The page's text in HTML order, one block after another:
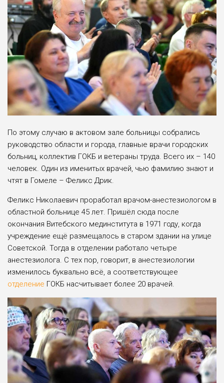
По этому случаю в актовом зале больницы собрались
руководство области и города, главные врачи городских
больниц, коллектив ГОКБ и ветераны труда. Всего их – 140
человек. Один из именитых врачей, чью фамилию знают и
чтят в Гомеле – Феликс Дрик.
Феликс Николаевич проработал врачом-анестезиологом в
областной больнице 45 лет. Пришёл сюда после
окончания Витебского мединститута в 1971 году, когда
учреждение ещё размещалось в старом здании на улице
Советской. Тогда в отделении работало четыре
анестезиолога. С тех пор, говорит, в анестезиологии
изменилось буквально всё, а соответствующее
отделение ГОКБ насчитывает более 20 врачей.